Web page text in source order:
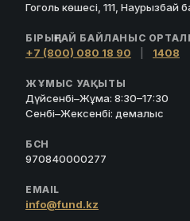
Гоголь көшесі, 111, Наурызбай
БІРЫҢҒАЙ БАЙЛАНЫС
+7 (800) 080 18 90 1408
ЖҰМЫС УАҚЫТЫ
Дүйсенбі–Жұма: 8:30–17:30
Сенбі–Жексенбі: демалыс
БСН
970840000277
EMAIL
info@fund.kz